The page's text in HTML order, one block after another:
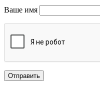
Ваше имя